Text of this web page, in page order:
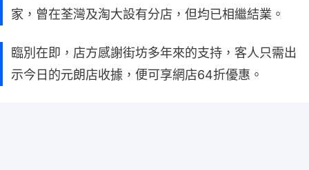
家，曾在荃灣及淘大設有分店，但均已相繼結業。
臨別在即，店方感謝街坊多年來的支持，客人只需出
示今日的元朗店收據，便可享網店64折優惠。